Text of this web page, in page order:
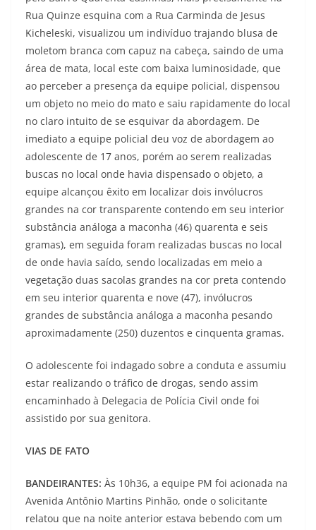
Rua Quinze esquina com a Rua Carminda de Jesus
Kicheleski, visualizou um indivíduo trajando blusa de
moletom branca com capuz na cabeça, saindo de uma
área de mata, local este com baixa luminosidade, que
ao perceber a presença da equipe policial, dispensou
um objeto no meio do mato e saiu rapidamente do local
no claro intuito de se esquivar da abordagem. De
imediato a equipe policial deu voz de abordagem ao
adolescente de 17 anos, porém ao serem realizadas
buscas no local onde havia dispensado o objeto, a
equipe alcançou êxito em localizar dois invólucros
grandes na cor transparente contendo em seu interior
substância análoga a maconha (46) quarenta e seis
gramas), em seguida foram realizadas buscas no local
de onde havia saído, sendo localizadas em meio a
vegetação duas sacolas grandes na cor preta contendo
em seu interior quarenta e nove (47), invólucros
grandes de substância análoga a maconha pesando
aproximadamente (250) duzentos e cinquenta gramas.
O adolescente foi indagado sobre a conduta e assumiu
estar realizando o tráfico de drogas, sendo assim
encaminhado à Delegacia de Polícia Civil onde foi
assistido por sua genitora.
VIAS DE FATO
BANDEIRANTES: Às 10h36, a equipe PM foi acionada na
Avenida Antônio Martins Pinhão, onde o solicitante
relatou que na noite anterior estava bebendo com um